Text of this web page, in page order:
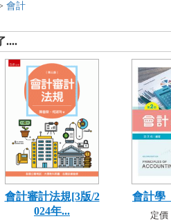
會計
....
會計審計法規[3版/2
024年...
會計學
定價